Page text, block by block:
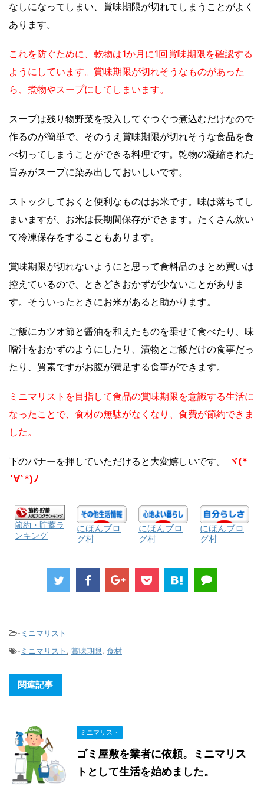
なしになってしまい、賞味期限が切れてしまうことがよく
あります。
これを防ぐために、乾物は1か月に1回賞味期限を確認する
ようにしています。賞味期限が切れそうなものがあった
ら、煮物やスープにしてしまいます。
スープは残り物野菜を投入してぐつぐつ煮込むだけなので
作るのが簡単で、そのうえ賞味期限が切れそうな食品を食
べ切ってしまうことができる料理です。乾物の凝縮された
旨みがスープに染み出しておいしいです。
ストックしておくと便利なものはお米です。味は落ちてし
まいますが、お米は長期間保存ができます。たくさん炊い
て冷凍保存をすることもあります。
賞味期限が切れないようにと思って食料品のまとめ買いは
控えているので、ときどきおかずが少ないことがありま
す。そういったときにお米があると助かります。
ご飯にカツオ節と醤油を和えたものを乗せて食べたり、味
噌汁をおかずのようにしたり、漬物とご飯だけの食事だっ
たり、質素ですがお腹が満足する食事ができます。
ミニマリストを目指して食品の賞味期限を意識する生活に
なったことで、食材の無駄がなくなり、食費が節約できま
した。
下のバナーを押していただけると大変嬉しいです。
ヾ(*
´∀`*)ﾉ
節約・貯蓄ラ
ンキング
にほんブロ
グ村
にほんブロ
グ村
にほんブロ
グ村
- ミニマリスト
- ミニマリスト , 賞味期限, 食材
関連記事
ミニマリスト
ゴミ屋敷を業者に依頼。ミニマリス
トとして生活を始めました。